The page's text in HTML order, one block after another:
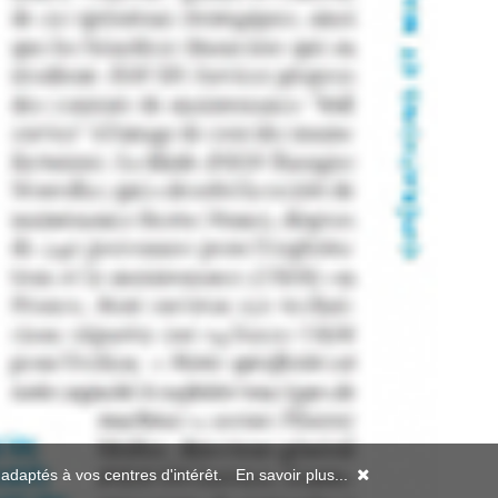
à vos centres d'intérêt. En savoir plus...